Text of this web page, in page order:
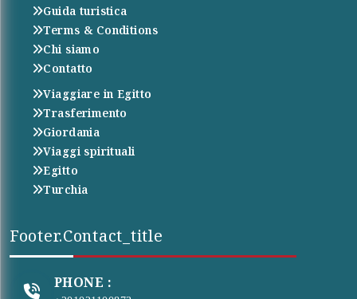
Guida turistica
Terms & Conditions
Chi siamo
Contatto
Viaggiare in Egitto
Trasferimento
Giordania
Viaggi spirituali
Egitto
Turchia
Footer.contact_title
PHONE :